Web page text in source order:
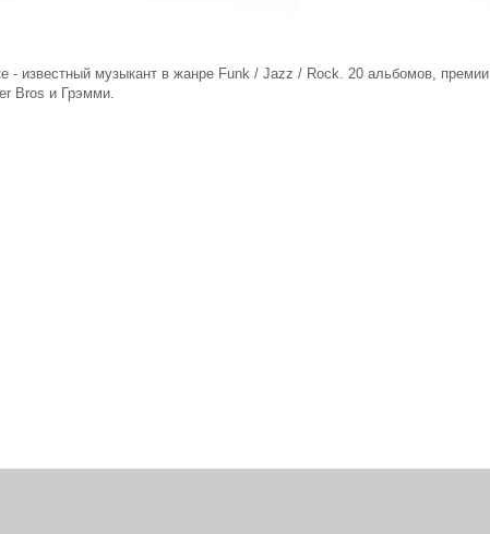
- известный музыкант в жанре Funk / Jazz / Rock. 20 альбомов, премии
Bros и Грэмми.